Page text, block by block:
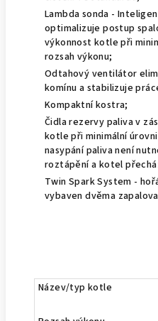
Lambda sonda -
optimalizuje postup
výkonnost kotle při
rozsah výkonu;
Odtahový ventilátor
komínu a stabilizuje
Kompaktní kostra;
Čidla rezervy paliva v
kotle při minimální
nasypání paliva není
roztápění a kotel
Twin Spark System -
vybaven dvěma
Název/typ kotle